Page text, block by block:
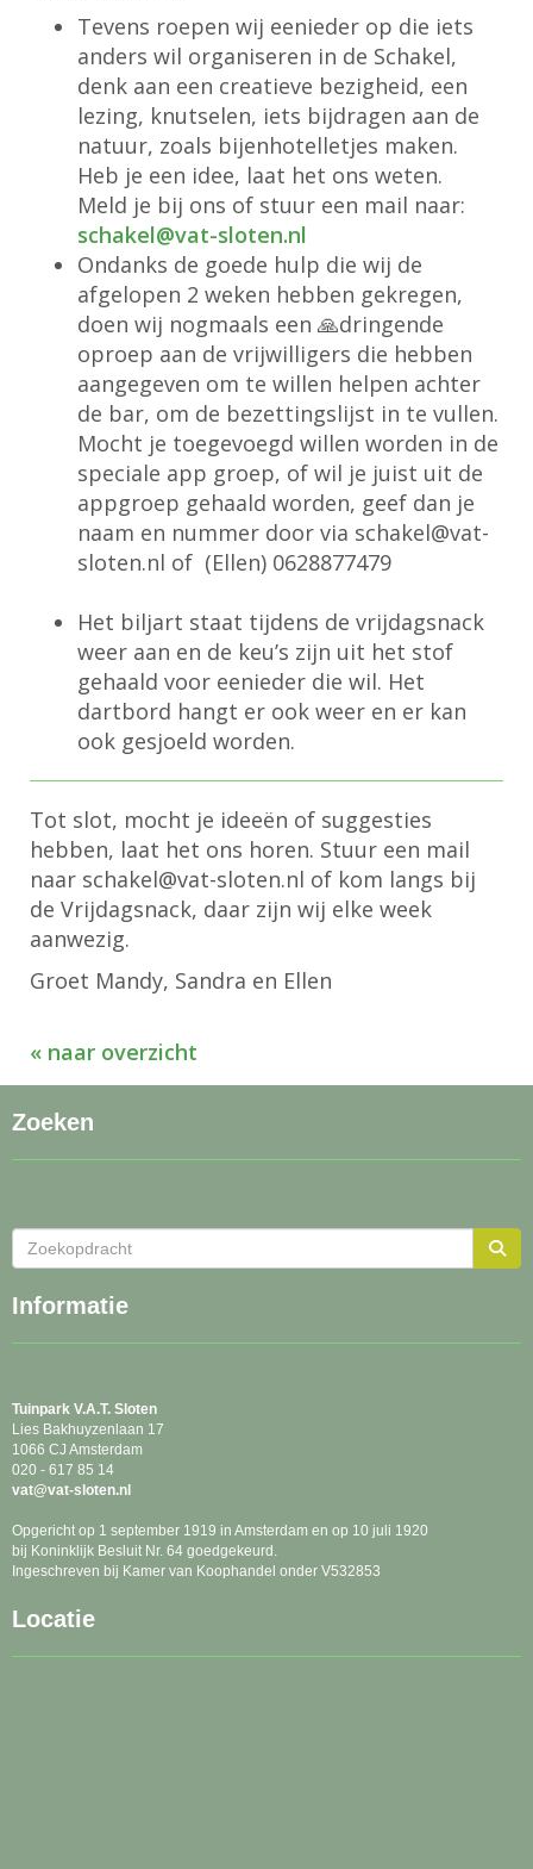
Tevens roepen wij eenieder op die iets
anders wil organiseren in de Schakel,
denk aan een creatieve bezigheid, een
lezing, knutselen, iets bijdragen aan de
natuur, zoals bijenhotelletjes maken.
Heb je een idee, laat het ons weten.
Meld je bij ons of stuur een mail naar:
lekahcs@vat-sloten.nl
Ondanks de goede hulp die wij de
afgelopen 2 weken hebben gekregen,
doen wij nogmaals een 🙏dringende
oproep aan de vrijwilligers die hebben
aangegeven om te willen helpen achter
de bar, om de bezettingslijst in te vullen.
Mocht je toegevoegd willen worden in de
speciale app groep, of wil je juist uit de
appgroep gehaald worden, geef dan je
naam en nummer door via lekahcs@vat-
sloten.nl of (Ellen) 0628877479
Het biljart staat tijdens de vrijdagsnack
weer aan en de keu’s zijn uit het stof
gehaald voor eenieder die wil. Het
dartbord hangt er ook weer en er kan
ook gesjoeld worden.
Tot slot, mocht je ideeën of suggesties
hebben, laat het ons horen. Stuur een mail
naar lekahcs@vat-sloten.nl of kom langs bij
de Vrijdagsnack, daar zijn wij elke week
aanwezig.
Groet Mandy, Sandra en Ellen
« naar overzicht
Zoeken
Informatie
Tuinpark V.A.T. Sloten
Lies Bakhuyzenlaan 17
1066 CJ Amsterdam
020 - 617 85 14
tav@vat-sloten.nl
Opgericht op 1 september 1919 in Amsterdam en op 10 juli 1920
bij Koninklijk Besluit Nr. 64 goedgekeurd.
Ingeschreven bij Kamer van Koophandel onder V532853
Locatie